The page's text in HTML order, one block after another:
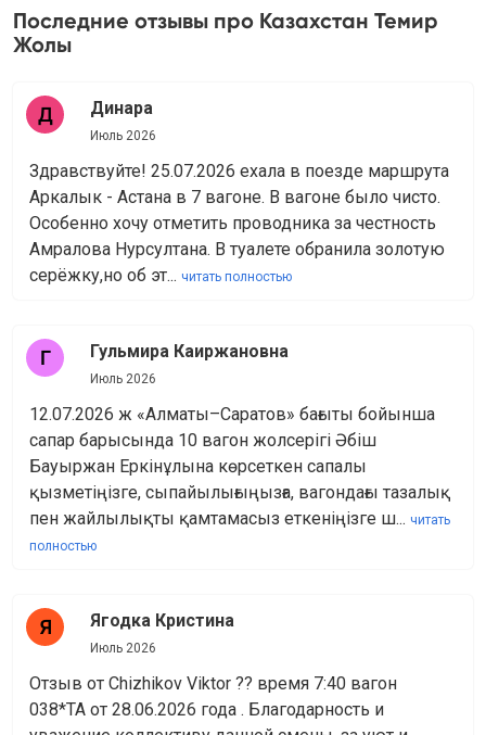
Последние отзывы про Казахстан Темир
Жолы
Динара
Июль 2026
Здравствуйте! 25.07.2026 ехала в поезде маршрута
Аркалык - Астана в 7 вагоне. В вагоне было чисто.
Особенно хочу отметить проводника за честность
Амралова Нурсултана. В туалете обранила золотую
серёжку,но об эт... читать полностью
Гульмира Каиржановна
Июль 2026
12.07.2026 ж «Алматы–Саратов» бағыты бойынша
сапар барысында 10 вагон жолсерігі Әбіш
Бауыржан Еркінұлына көрсеткен сапалы
қызметіңізге, сыпайылығыңызға, вагондағы тазалық
пен жайлылықты қамтамасыз еткеніңізге ш... читать
полностью
Ягодка Кристина
Июль 2026
Отзыв от Chizhikov Viktor ?? время 7:40 вагон
038*ТА от 28.06.2026 года . Благодарность и